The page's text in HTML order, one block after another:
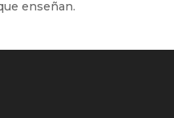
enseñan.